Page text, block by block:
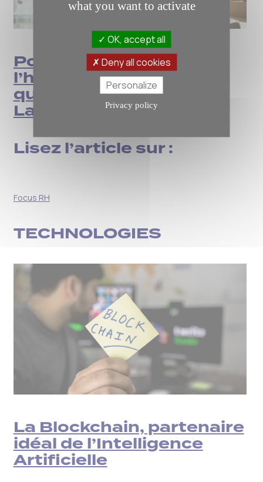
Post-confinement,
l’heure du
questionnement par
Laurence Bourgeois
Lisez l’article sur :
Focus RH
TECHNOLOGIES
La Blockchain, partenaire
idéal de l’Intelligence
Artificielle
what you want to activate
OK, accept all
Deny all cookies
Personalize
Privacy policy